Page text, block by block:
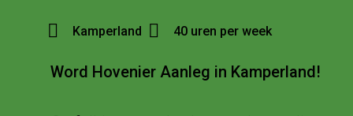
Kamperland 40 uren per week
Word Hovenier Aanleg in Kamperland!